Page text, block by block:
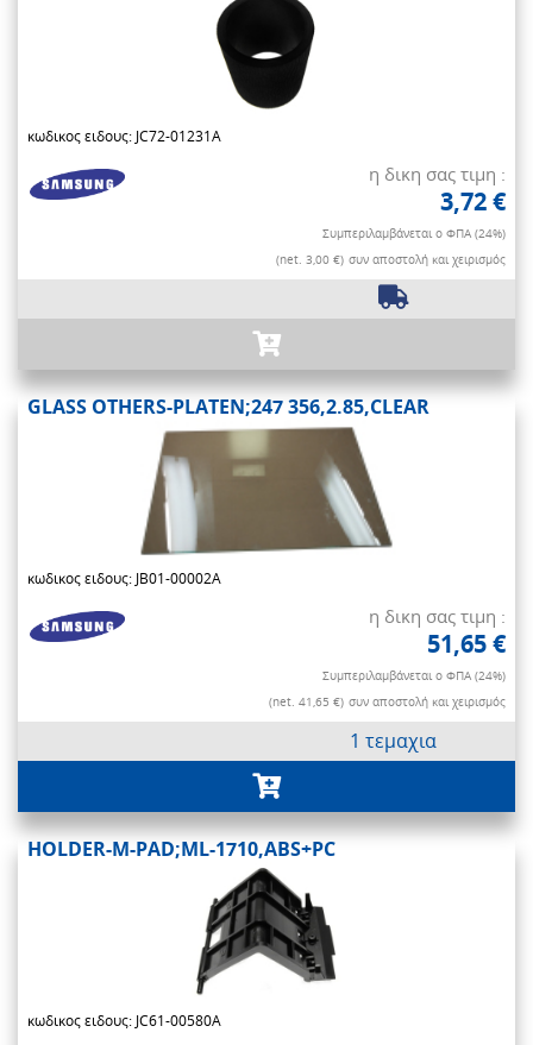
κωδικος ειδους: JC72-01231A
η δικη σας τιμη :
3,72 €
Συμπεριλαμβάνεται ο ΦΠΑ (24%)
(net. 3,00 €) συν αποστολή και χειρισμός
GLASS OTHERS-PLATEN;247 356,2.85,CLEAR
κωδικος ειδους: JB01-00002A
η δικη σας τιμη :
51,65 €
Συμπεριλαμβάνεται ο ΦΠΑ (24%)
(net. 41,65 €) συν αποστολή και χειρισμός
1 τεμαχια
HOLDER-M-PAD;ML-1710,ABS+PC
κωδικος ειδους: JC61-00580A